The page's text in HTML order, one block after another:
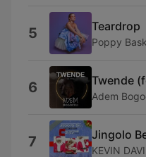
5 Teardrop
Poppy
6 Twende
Adem
7 Jingolo
KEVIN